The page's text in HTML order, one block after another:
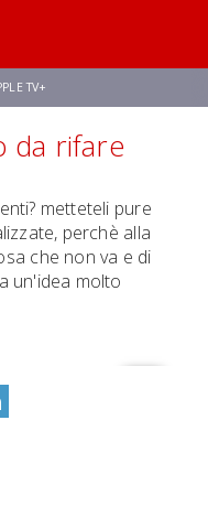
TV+
AVENGERS: DOOMSDAY
WORLDS
da rifare
metteteli pure
perchè alla
che non va e di
un'idea molto